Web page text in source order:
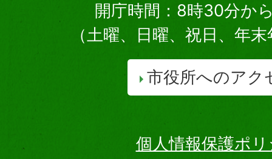
開庁時間：8時30分か
（土曜、日曜、祝日、年
市役所へのアク
個人情報保護ポ